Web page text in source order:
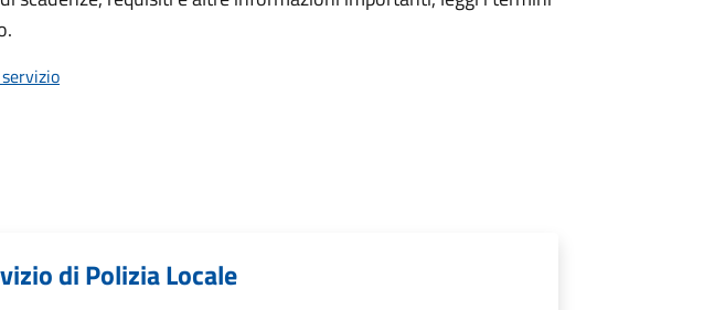
di Polizia Locale